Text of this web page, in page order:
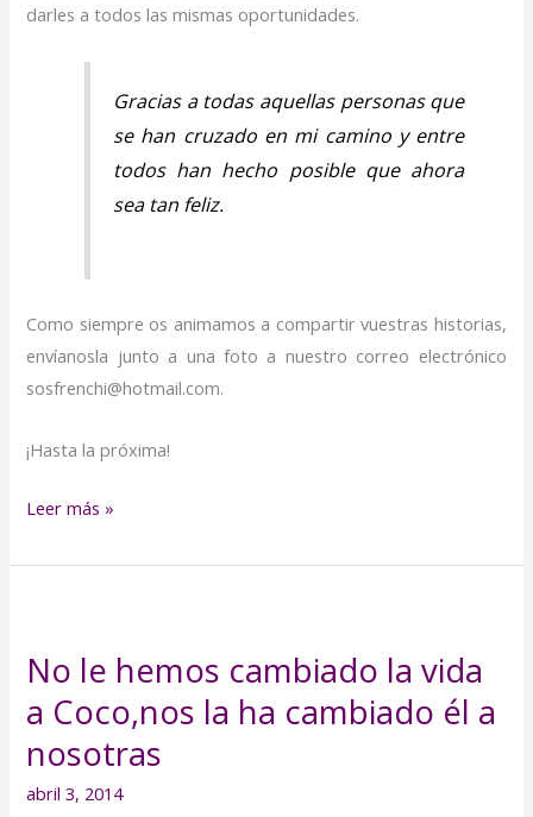
darles a todos las mismas oportunidades.
Gracias a todas aquellas personas que
se han cruzado en mi camino y entre
todos han hecho posible que ahora
sea tan feliz.
Como siempre os animamos a compartir vuestras historias,
envíanosla junto a una foto a nuestro correo electrónico
sosfrenchi@hotmail.com.
¡Hasta la próxima!
Leer más »
No le hemos cambiado la vida
a Coco,nos la ha cambiado él a
nosotras
abril 3, 2014
hemos
cambiado
vida
a